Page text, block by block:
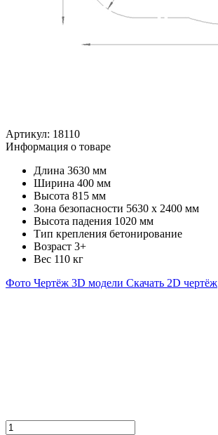
Артикул: 18110
Информация о товаре
Длина 3630 мм
Ширина 400 мм
Высота 815 мм
Зона безопасности 5630 х 2400 мм
Высота падения 1020 мм
Тип крепления бетонирование
Возраст 3+
Вес 110 кг
Фото Чертёж 3D модели Скачать 2D чертёж